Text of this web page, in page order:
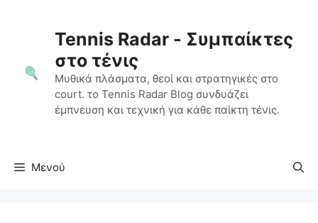
περιεχόμενοTennis Radar - Συμπαίκτες
στο τένις
Μυθικά πλάσματα, θεοί και στρατηγικές στο
court. το Tennis Radar Blog συνδυάζει
έμπνευση και τεχνική για κάθε παίκτη τένις.
Μενού